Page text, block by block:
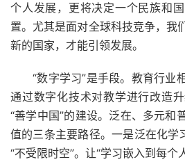
个人发展，更将决定一个民族和
置。尤其是面对全球科技竞争，我
新的国家，才能引领发展。
“数字学习”是手段。教育行业
通过数字化技术对教学进行改造
“善学中国”的建设。泛在、多元和
值的三条主要路径。一是泛在化学
“不受限时空”。让“学习嵌入到每